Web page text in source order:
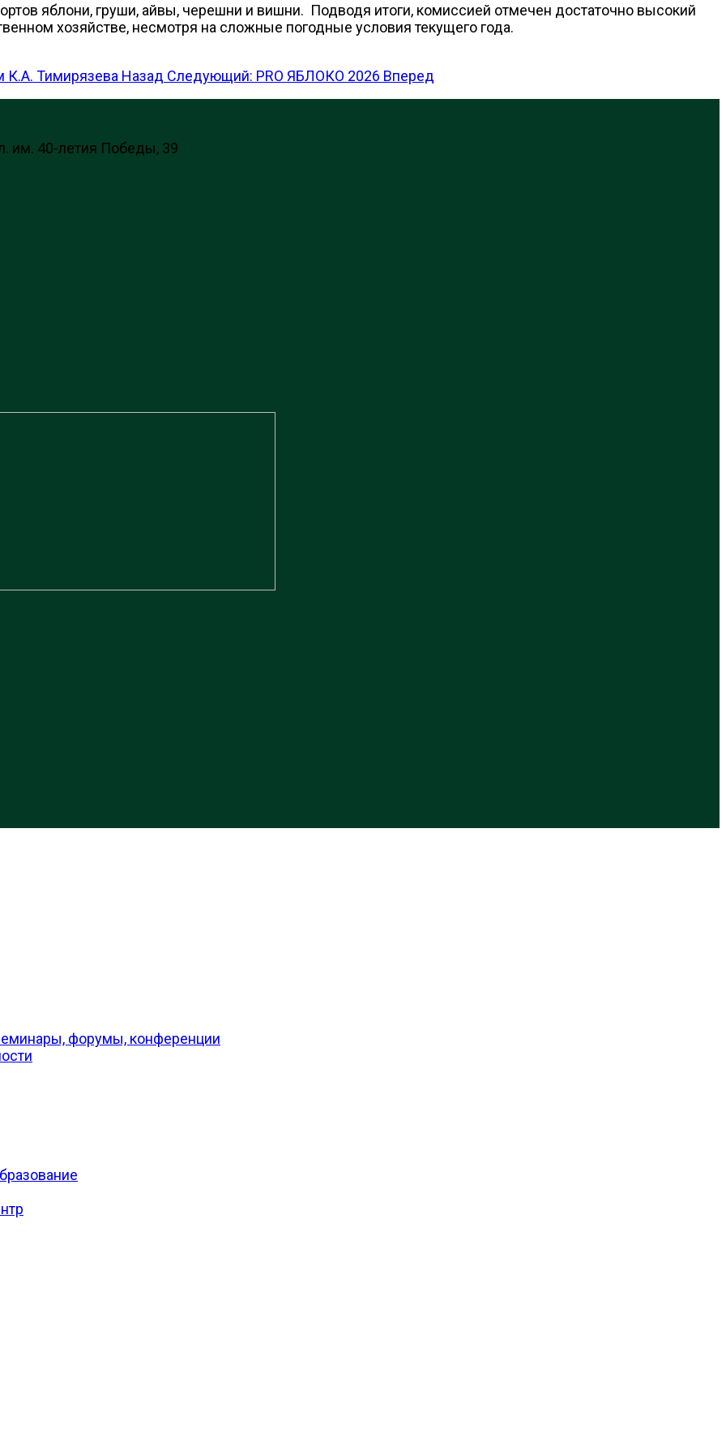
яблони, груши, айвы, черешни и вишни. Подводя итоги, комиссией отмечен достаточно высокий
хозяйстве, несмотря на сложные погодные условия текущего года.
Тимирязева Назад Следующий: PRO ЯБЛОКО 2026 Вперед
им. 40-летия Победы, 39
форумы, конференции